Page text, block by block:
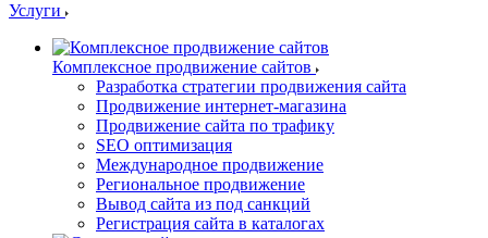
Услуги
Комплексное продвижение сайтов
Разработка стратегии продвижения сайта
Продвижение интернет-магазина
Продвижение сайта по трафику
SEO оптимизация
Международное продвижение
Региональное продвижение
Вывод сайта из под санкций
Регистрация сайта в каталогах